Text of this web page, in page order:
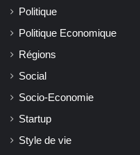
Politique
Politique Economique
Régions
Social
Socio-Economie
Startup
Style de vie